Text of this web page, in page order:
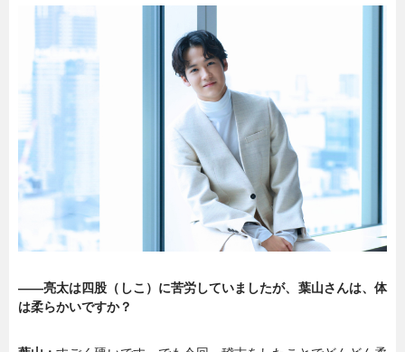
――亮太は四股（しこ）に苦労していましたが、葉山さんは、体
は柔らかいですか？